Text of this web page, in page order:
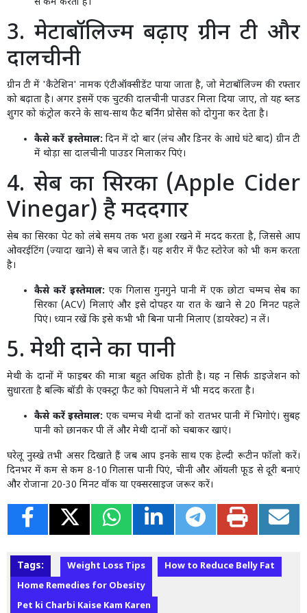
3. मेटाबॉलिज्म बढ़ाए ग्रीन टी और
दालचीनी
ग्रीन टी में 'कैटेशिन' नामक एंटीऑक्सीडेंट पाया जाता है, जो मेटाबॉलिज्म की रफ्तार
को बढ़ाता है। अगर इसमें एक चुटकी दालचीनी पाउडर मिला दिया जाए, तो यह ब्लड
शुगर को कंट्रोल करने के साथ-साथ फैट बर्निंग प्रोसेस को दोगुना कर देता है।
कैसे करें इस्तेमाल: दिन में दो बार (लंच और डिनर के आधे घंटे बाद) ग्रीन टी
में थोड़ा सा दालचीनी पाउडर मिलाकर पिएं।
4. सेब का सिरका (Apple Cider
Vinegar) है मददगार
सेब का सिरका पेट को लंबे समय तक भरा हुआ रखने में मदद करता है, जिससे आप
ओवरईटिंग (ज्यादा खाने) से बच जाते हैं। यह शरीर में फैट स्टोरेज को भी कम करता
है।
कैसे करें इस्तेमाल: एक गिलास गुनगुने पानी में एक छोटा चम्मच सेब का
सिरका (ACV) मिलाएं और इसे दोपहर या रात के खाने से 20 मिनट पहले
पिएं। ध्यान रखें कि इसे कभी भी बिना पानी मिलाए (डायरेक्ट) न लें।
5. मेथी दाने का पानी
मेथी के दानों में फाइबर की मात्रा बहुत अधिक होती है। यह न सिर्फ डाइजेशन को
सुधारता है बल्कि बॉडी के एक्स्ट्रा फैट को पिघलाने में भी मदद करता है।
कैसे करें इस्तेमाल: एक चम्मच मेथी दानों को रातभर पानी में भिगोएं। सुबह
पानी को छानकर पी लें और मेथी दानों को चबाकर खाएं।
घरेलू नुस्खे तभी असर दिखाते हैं जब आप इनके साथ एक हेल्दी रूटीन फॉलो करें।
दिनभर में कम से कम 8-10 गिलास पानी पिएं, चीनी और ऑयली फूड से दूरी बनाएं
और रोजाना 20-30 मिनट वॉक या एक्सरसाइज जरूर करें।
Tags: Weight Loss Tips
How to Reduce Belly Fat
Home Remedies for Obesity
Pet ki Charbi Kaise Kam Karen